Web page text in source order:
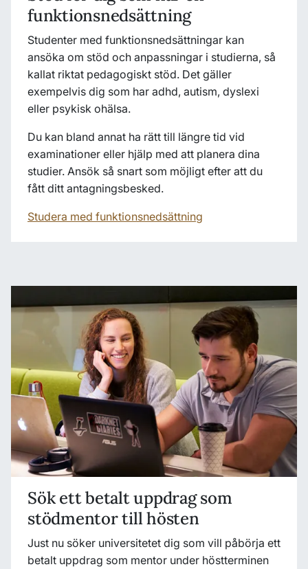
funktionsnedsättning
Studenter med funktionsnedsättningar kan
ansöka om stöd och anpassningar i studierna, så
kallat riktat pedagogiskt stöd. Det gäller
exempelvis dig som har adhd, autism, dyslexi
eller psykisk ohälsa.
Du kan bland annat ha rätt till längre tid vid
examinationer eller hjälp med att planera dina
studier. Ansök så snart som möjligt efter att du
fått ditt antagningsbesked.
Studera med funktionsnedsättning
Sök ett betalt uppdrag som
stödmentor till hösten
Just nu söker universitetet dig som vill påbörja ett
betalt uppdrag som mentor under höstterminen